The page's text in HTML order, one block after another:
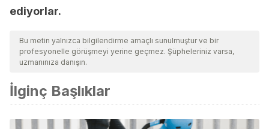
ediyorlar.
Bu metin yalnızca bilgilendirme amaçlı sunulmuştur ve bir
profesyonelle görüşmeyi yerine geçmez. Şüpheleriniz varsa,
uzmanınıza danışın.
İlginç Başlıklar